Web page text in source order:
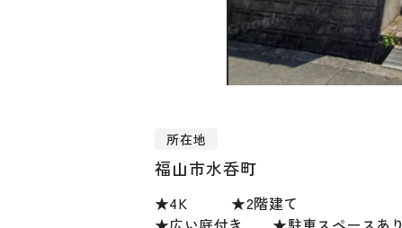
所在地
福山市水呑町
★4K ★2階建て